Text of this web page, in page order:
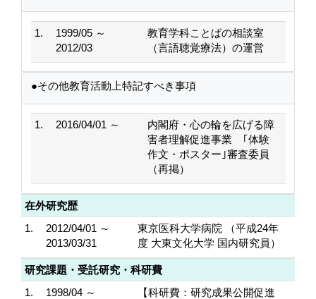
1.
1999/05 ～
2012/03
教育学科ことばの相談室
（言語聴覚療法）の運営
●その他教育活動上特記すべき事項
1. 2016/04/01 ～
内閣府・心の輪を広げる障
害者理解促進事業 ｢体験
作文・ポスター｣審査委員
（再掲）
在外研究歴
1.
2012/04/01 ～
2013/03/31
東京医科大学病院 （平成24年
度 大東文化大学 国内研究員）
研究課題・受託研究・科研費
1.
1998/04 ～
【科研費：研究成果公開促進